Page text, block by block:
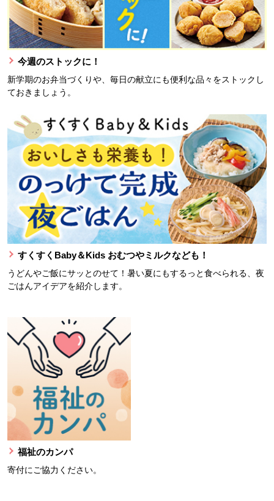
今週のストックに！
新学期のお弁当づくりや、毎日の献立にも便利な品々をストックし
ておきましょう。
すくすくBaby＆Kids おむつやミルクなども！
うどんやご飯にサッとのせて！暑い夏にもするっと食べられる、夜
ごはんアイデアを紹介します。
福祉のカンパ
寄付にご協力ください。